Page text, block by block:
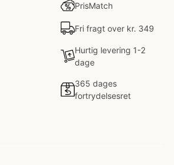
PrisMatch
Fri fragt over kr. 349
Hurtig levering 1-2
dage
365 dages
fortrydelsesret